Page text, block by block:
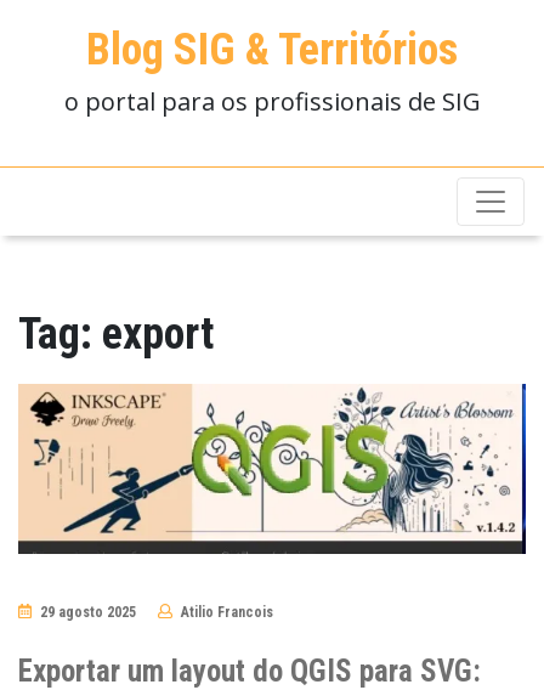
Blog SIG & Territórios
o portal para os profissionais de SIG
Tag: export
29 agosto 2025 Atilio Francois
Exportar um layout do QGIS para SVG: